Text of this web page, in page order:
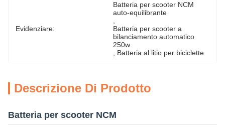
Evidenziare:
Batteria per scooter NCM
auto-equilibrante
Batteria per scooter a
bilanciamento automatico
250w
Batteria al litio per biciclette
Descrizione Di Prodotto
Batteria per scooter NCM